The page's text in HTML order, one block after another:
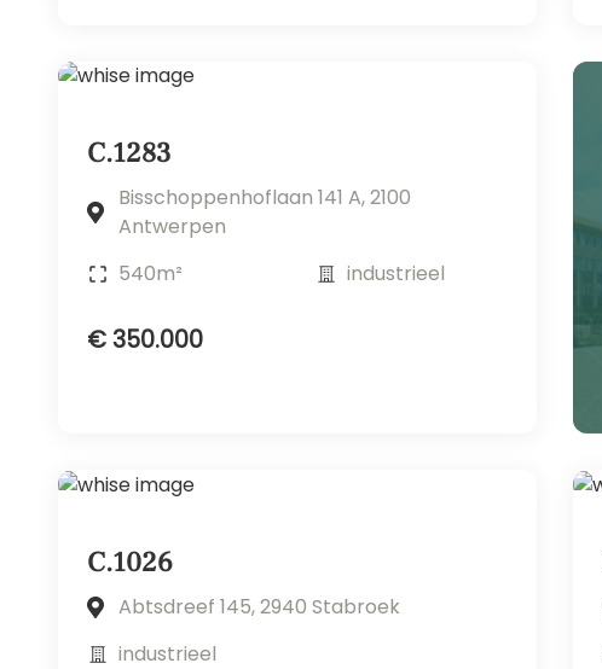
C.1283
Bisschoppenhoflaan 141 A, 2100
Antwerpen
540m²
industrieel
€ 350.000
C.1026
Abtsdreef 145, 2940 Stabroek
industrieel